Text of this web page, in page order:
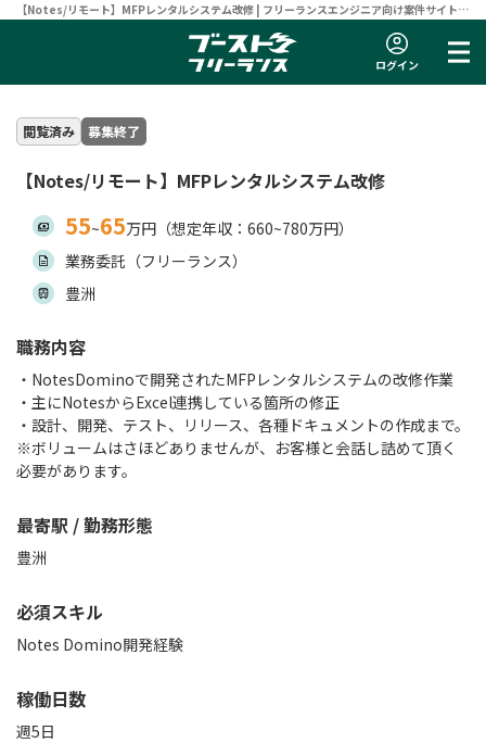
【Notes/リモート】MFPレンタルシステム改修 | フリーランスエンジニア向け案件サイト
ログイン
閲覧済み 募集終了
【Notes/リモート】MFPレンタルシステム改修
55~65万円（想定年収：660~780万円）
業務委託（フリーランス）
豊洲
職務内容
・NotesDominoで開発されたMFPレンタルシステムの改修作業
・主にNotesからExcel連携している箇所の修正
・設計、開発、テスト、リリース、各種ドキュメントの作成まで。
※ボリュームはさほどありませんが、お客様と会話し詰めて頂く
必要があります。
最寄駅 / 勤務形態
豊洲
必須スキル
Notes Domino開発経験
稼働日数
週5日